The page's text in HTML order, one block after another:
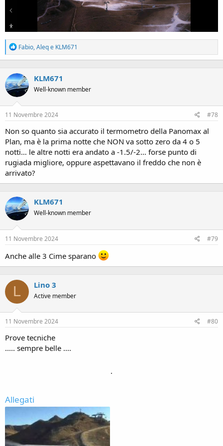
R
e
a
t
i
o
n
:
Fabio,Aleqe KLM671
KLM671
Well-known member
11 Novembre 2024 #78
Non so quanto sia accurato il termometro della Panomax al
Plan, ma è la prima notte che NON va sotto zero da 4 o 5
notti… le altre notti era andato a -1.5/-2… forse punto di
rugiada migliore, oppure aspettavano il freddo che non è
arrivato?
KLM671
Well-known member
11 Novembre 2024 #79
Anche alle 3 Cime sparano
L Lino 3
Active member
11 Novembre 2024 #80
Prove tecniche
..... sempre belle ....
.
Allegati